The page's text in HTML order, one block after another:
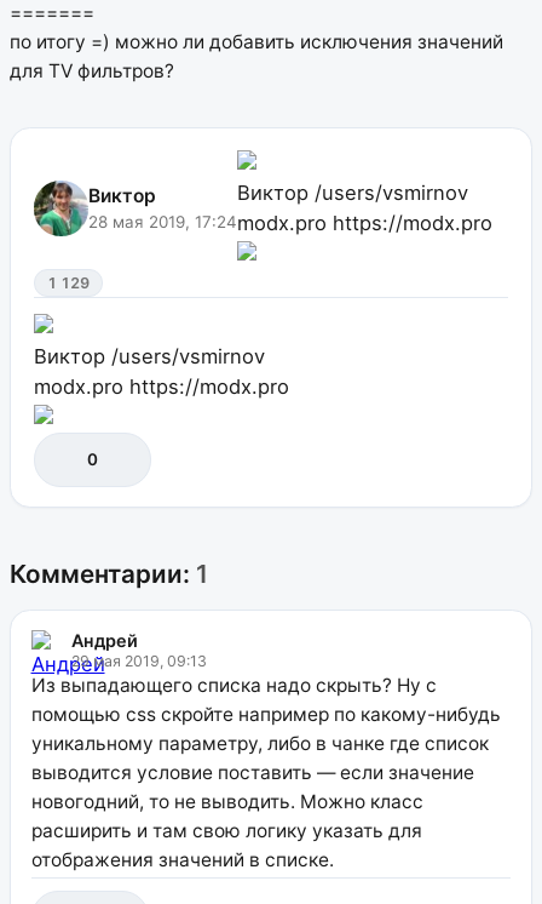
=======
по итогу =) можно ли добавить исключения значений
для TV фильтров?
Виктор
28 мая 2019, 17:24
Виктор /users/vsmirnov
modx.pro https://modx.pro
1 129
Виктор /users/vsmirnov
modx.pro https://modx.pro
0
Комментарии: 1
Андрей
29 мая 2019, 09:13
Из выпадающего списка надо скрыть? Ну с
помощью css скройте например по какому-нибудь
уникальному параметру, либо в чанке где список
выводится условие поставить — если значение
новогодний, то не выводить. Можно класс
расширить и там свою логику указать для
отображения значений в списке.